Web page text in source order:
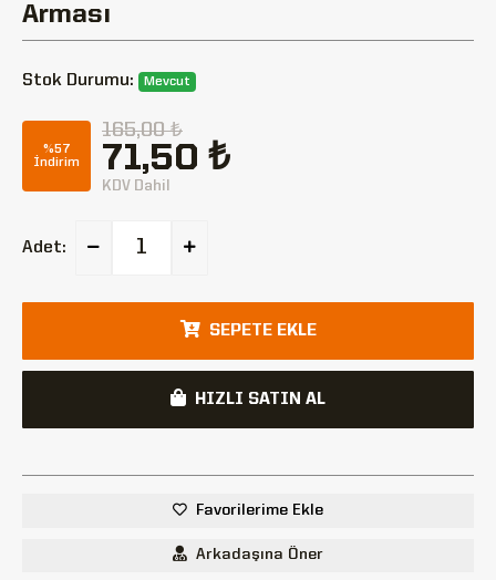
Arması
Stok Durumu: Mevcut
%57
İndirim
165,00 ₺
71,50 ₺
KDV Dahil
Adet:
SEPETE EKLE
HIZLI SATIN AL
Favorilerime Ekle
Arkadaşına Öner